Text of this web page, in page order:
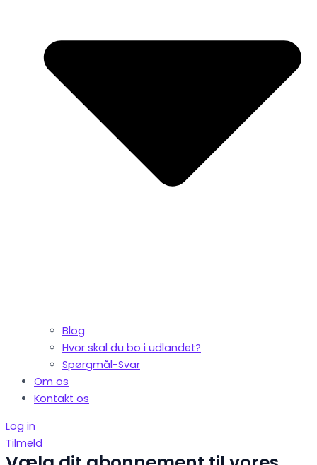
Blog
Hvor skal du bo i udlandet?
Spørgmål-Svar
Om os
Kontakt os
Log in
Tilmeld